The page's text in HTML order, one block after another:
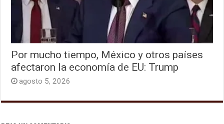
Por mucho tiempo, México y otros países
afectaron la economía de EU: Trump
agosto 5, 2026